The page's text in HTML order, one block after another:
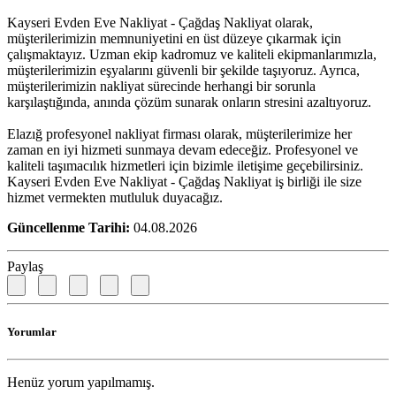
Kayseri Evden Eve Nakliyat - Çağdaş Nakliyat olarak,
müşterilerimizin memnuniyetini en üst düzeye çıkarmak için
çalışmaktayız. Uzman ekip kadromuz ve kaliteli ekipmanlarımızla,
müşterilerimizin eşyalarını güvenli bir şekilde taşıyoruz. Ayrıca,
müşterilerimizin nakliyat sürecinde herhangi bir sorunla
karşılaştığında, anında çözüm sunarak onların stresini azaltıyoruz.
Elazığ profesyonel nakliyat firması olarak, müşterilerimize her
zaman en iyi hizmeti sunmaya devam edeceğiz. Profesyonel ve
kaliteli taşımacılık hizmetleri için bizimle iletişime geçebilirsiniz.
Kayseri Evden Eve Nakliyat - Çağdaş Nakliyat iş birliği ile size
hizmet vermekten mutluluk duyacağız.
Güncellenme Tarihi: 04.08.2026
Paylaş
Yorumlar
Henüz yorum yapılmamış.